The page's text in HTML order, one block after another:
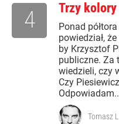
Trzy
Ponad
powiedział,
by Krzysztof
publiczne. Za
wiedzieli, czy
Czy
4
Tomasz